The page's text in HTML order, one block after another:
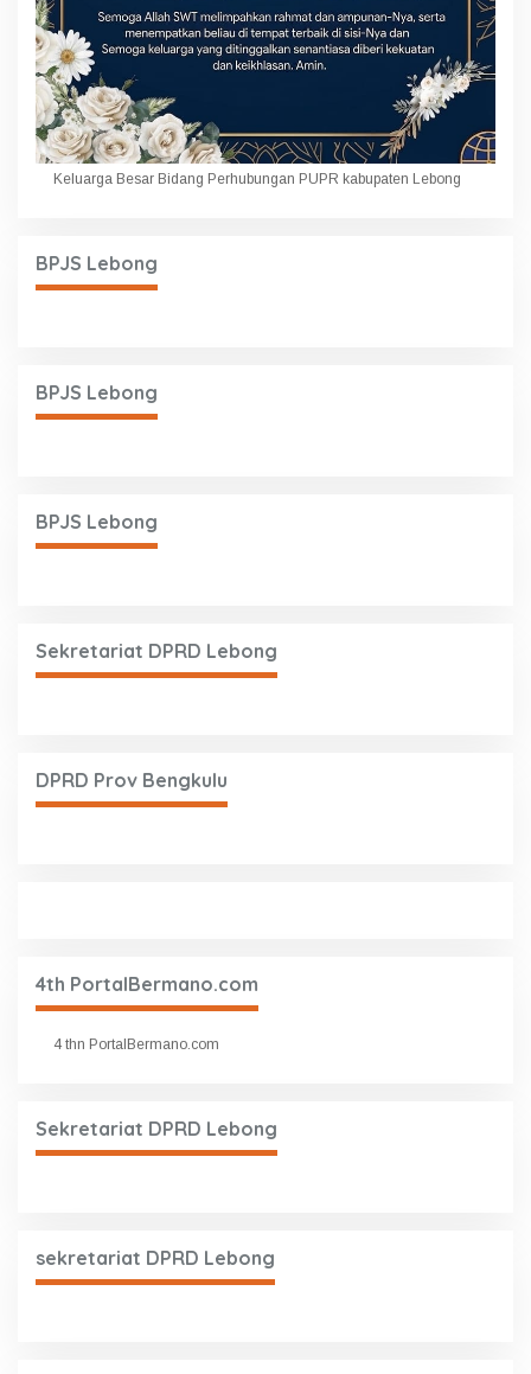
Keluarga Besar Bidang Perhubungan PUPR kabupaten Lebong
BPJS Lebong
BPJS Lebong
BPJS Lebong
Sekretariat DPRD Lebong
DPRD Prov Bengkulu
4th PortalBermano.com
4 thn PortalBermano.com
Sekretariat DPRD Lebong
sekretariat DPRD Lebong